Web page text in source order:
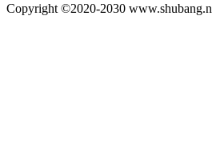
Copyright ©2020-2030